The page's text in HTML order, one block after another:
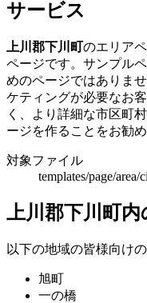
サービス
上川郡下川町のエリア
ページです。サンプル
めのページではありま
ケティングが必要なお
く、より詳細な市区町
ージを作ることをお勧め
対象ファイル
templates/page/area/
上川郡下川町内
以下の地域の皆様向け
旭町
一の橋